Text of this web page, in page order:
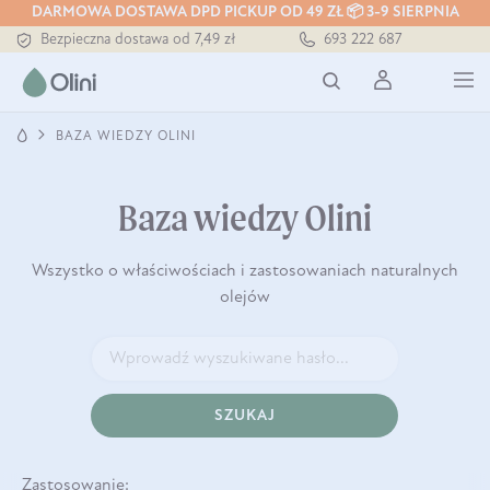
DARMOWA DOSTAWA DPD PICKUP OD 49 ZŁ 📦 3-9 SIERPNIA
Bezpieczna dostawa od 7,49 zł
Darmowa dostawa od 199 zł
Tłoczony zawsze na zimno
693 222 687
BAZA WIEDZY OLINI
Baza wiedzy Olini
Wszystko o właściwościach i zastosowaniach naturalnych
olejów
SZUKAJ
Zastosowanie: